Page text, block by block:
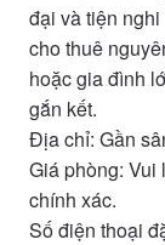
đại và tiện
cho thuê
hoặc gia đình
gắn kết.
Địa chỉ: Gần
Giá phòng:
chính xác.
Số điện thoại